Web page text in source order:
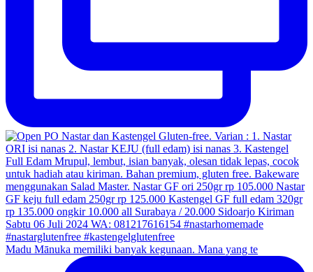
Madu Mānuka memiliki banyak kegunaan. Mana yang te